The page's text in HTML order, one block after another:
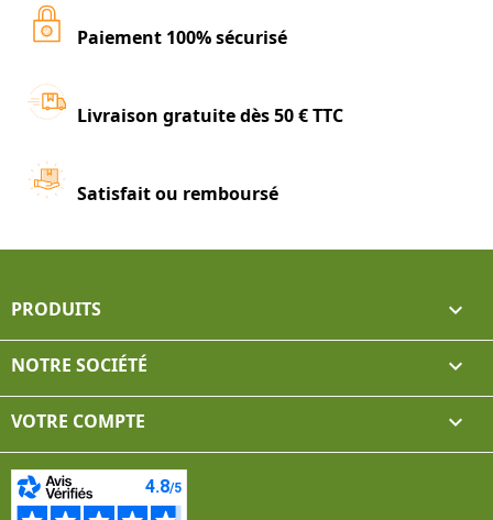
Paiement 100% sécurisé
Livraison gratuite dès 50 € TTC
Satisfait ou remboursé
PRODUITS 
NOTRE SOCIÉTÉ 
VOTRE COMPTE 